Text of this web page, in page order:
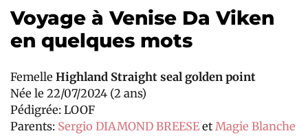
Voyage à Venise Da Viken
en quelques mots
Femelle Highland Straight seal golden point
Née le 22/07/2024 (2 ans)
Pédigrée: LOOF
Parents: Sergio DIAMOND BREESEet Magie Blanche